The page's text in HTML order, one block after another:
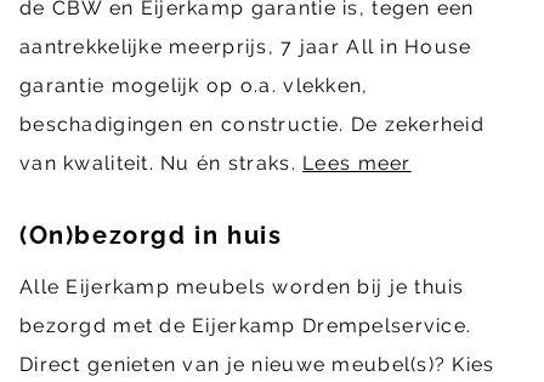
de CBW en Eijerkamp garantie is, tegen een
aantrekkelijke meerprijs, 7 jaar All in House
garantie mogelijk op o.a. vlekken,
beschadigingen en constructie. De zekerheid
van kwaliteit. Nu én straks. Lees meer
(On)bezorgd in huis
Alle Eijerkamp meubels worden bij je thuis
bezorgd met de Eijerkamp Drempelservice.
Direct genieten van je nieuwe meubel(s)? Kies